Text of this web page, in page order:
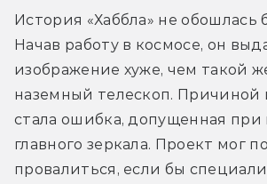
История «Хаббла» не обошлась
Начав работу в космосе, он
изображение хуже, чем такой
наземный телескоп. Причиной
стала ошибка, допущенная при
главного зеркала. Проект мог
провалиться, если бы